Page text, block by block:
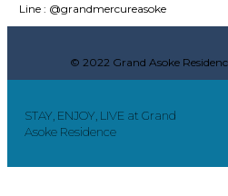
Line : @grandmercureasoke
© 2022 Grand Asoke
STAY, ENJOY, LIVE at Grand
Asoke Residence